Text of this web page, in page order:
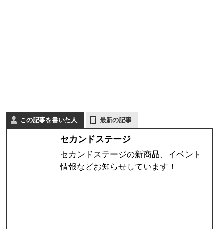
この記事を書いた人 最新の記事
セカンドステージ
セカンドステージの新商品、イベント
情報などお知らせしています！